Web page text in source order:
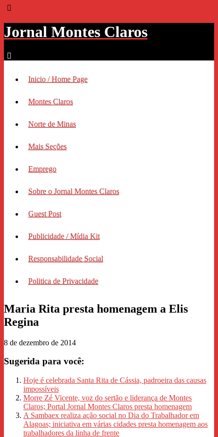
Jornal Montes Claros
Inicio / Home Page
Montes Claros
Norte de Minas
Mais Seções
Emprego
Sobre o Jornal Montes Claros
Guest Post
Publicidade / Mídia Kit
Responsabilidade Social
Politica de Privacidade
Maria Rita presta homenagem a Elis
Regina
8 de dezembro de 2014
Sugerida para você:
Hoje é celebrada Santa Rita de Cássia, padroeira das causas
impossíveis
Morre Zé Vicente, voz do sertão e liderança de Montes
Claros; Portal Jornal Montes Claros presta homenagem
A Sambaex realiza ação social no Dia do Trabalhador em
Alagoas; iniciativa em várias cidades presta homenagem aos
trabalhadores da linha de frente